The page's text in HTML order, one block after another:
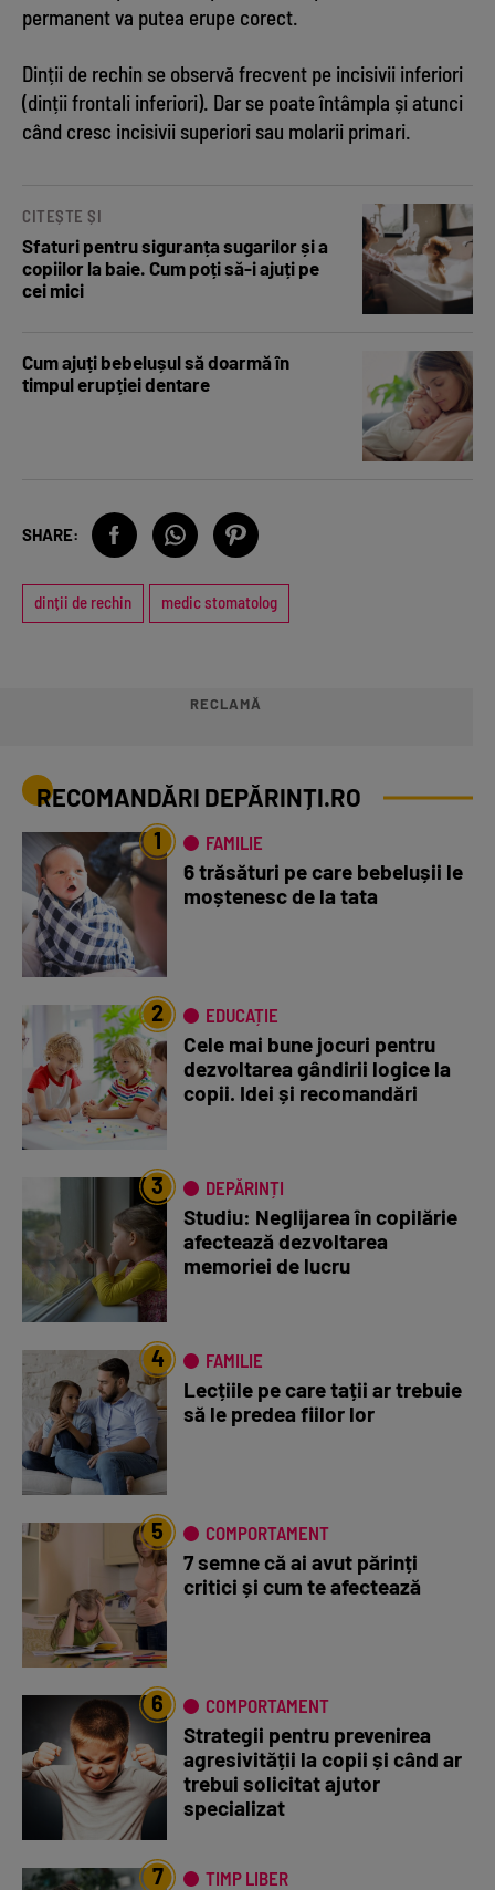
permanent va putea erupe corect.
Dinții de rechin se observă frecvent pe incisivii inferiori
(dinții frontali inferiori). Dar se poate întâmpla și atunci
când cresc incisivii superiori sau molarii primari.
CITEȘTE ȘI
Sfaturi pentru siguranța sugarilor și a
copiilor la baie. Cum poți să-i ajuți pe
cei mici
Cum ajuți bebelușul să doarmă în
timpul erupției dentare
SHARE:
dinții de rechin medic stomatolog
RECLAMĂ
RECOMANDĂRI DEPĂRINȚI.RO
1 FAMILIE
6 trăsături pe care bebelușii le
moștenesc de la tata
2 EDUCAȚIE
Cele mai bune jocuri pentru
dezvoltarea gândirii logice la
copii. Idei și recomandări
3 DEPĂRINȚI
Studiu: Neglijarea în copilărie
afectează dezvoltarea
memoriei de lucru
4 FAMILIE
Lecțiile pe care tații ar trebuie
să le predea fiilor lor
5 COMPORTAMENT
7 semne că ai avut părinți
critici și cum te afectează
6 COMPORTAMENT
Strategii pentru prevenirea
agresivității la copii și când ar
trebui solicitat ajutor
specializat
7 TIMP LIBER